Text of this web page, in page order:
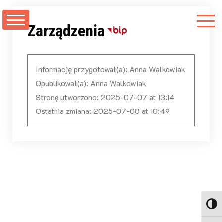
do
Zarządzenia
Informację przygotował(a): Anna Walkowiak
Opublikował(a): Anna Walkowiak
Stronę utworzono: 2025-07-07 at 13:14
Ostatnia zmiana: 2025-07-08 at 10:49